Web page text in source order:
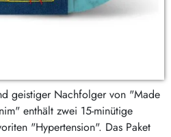
geistiger Nachfolger von "Made
enthält zwei 15-minütige
"Hypertension". Das Paket